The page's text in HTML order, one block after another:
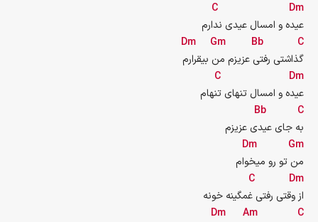
C
Dm
عیده و امسال عیدی ندارم
Dm
Gm Bb
C
گذاشتی رفتی عزیزم من بیقرارم
C
Dm
عیده و امسال تنهای تنهام
Bb
C
به جای عیدی عزیزم
Dm
Gm
من تو رو میخوام
C
Dm
از وقتی رفتی غمگینه خونه
Dm
Am
C